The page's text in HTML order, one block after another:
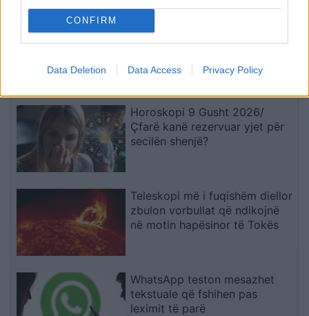
CONFIRM
Data Deletion Data Access Privacy Policy
Zelensky kërkon më
shumë sisteme të
që vjen drejt nesh vret
do ta njohë Kosovën
Horoskopi 9 Gusht 2026/
Çfarë kanë rezervuar yjet për
secilën shenjë?
Teleskopi më i fuqishëm diellor
zbulon vorbullat që ndikojnë
në motin hapësinor të Tokës
WhatsApp teston mesazhet
tekstuale që fshihen pas
leximit të parë